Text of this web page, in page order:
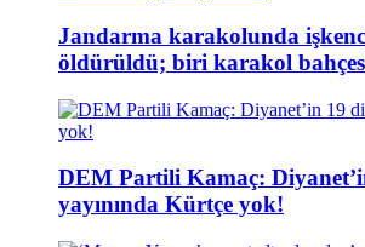
Jandarma karakolunda
öldürüldü; biri karakol
DEM Partili Kamaç:
yayınında Kürtçe yok!